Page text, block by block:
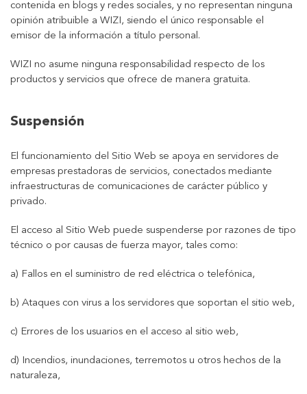
contenida en blogs y redes sociales, y no representan ninguna
opinión atribuible a WIZI, siendo el único responsable el
emisor de la información a título personal.
WIZI no asume ninguna responsabilidad respecto de los
productos y servicios que ofrece de manera gratuita.
Suspensión
El funcionamiento del Sitio Web se apoya en servidores de
empresas prestadoras de servicios, conectados mediante
infraestructuras de comunicaciones de carácter público y
privado.
El acceso al Sitio Web puede suspenderse por razones de tipo
técnico o por causas de fuerza mayor, tales como:
a) Fallos en el suministro de red eléctrica o telefónica,
b) Ataques con virus a los servidores que soportan el sitio web,
c) Errores de los usuarios en el acceso al sitio web,
d) Incendios, inundaciones, terremotos u otros hechos de la
naturaleza,